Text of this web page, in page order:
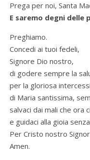
Prega per noi, Santa
E saremo degni delle
Preghiamo.
Concedi ai tuoi fedeli,
Signore Dio nostro,
di godere sempre la
per la gloriosa
di Maria santissima,
salvaci dai mali che ora
e guidaci alla gioia
Per Cristo nostro
Amen.